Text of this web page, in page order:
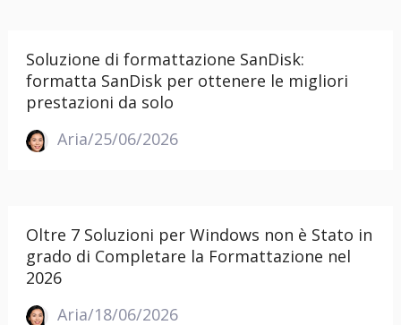
Soluzione di formattazione SanDisk:
formatta SanDisk per ottenere le migliori
prestazioni da solo
Aria/25/06/2026
Oltre 7 Soluzioni per Windows non è Stato in
grado di Completare la Formattazione nel
2026
Aria/18/06/2026